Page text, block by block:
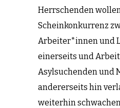
Herrschenden
Scheinkonkurrenz
Arbeiter*innen und
einerseits und
Asylsuchenden und
andererseits hin
weiterhin